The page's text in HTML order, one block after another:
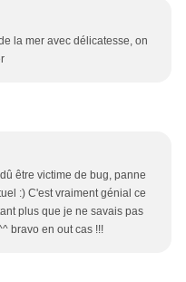
la mer avec délicatesse, on
être victime de bug, panne
:) C'est vraiment génial ce
plus que je ne savais pas
bravo en out cas !!!